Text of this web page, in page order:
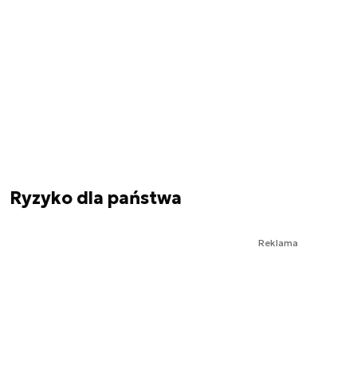
Ryzyko dla państwa
Reklama